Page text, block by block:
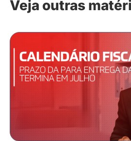
Veja outras